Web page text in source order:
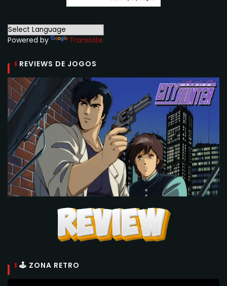
Powered by Translate
REVIEWS DE JOGOS
🕹 ZONA RETRO